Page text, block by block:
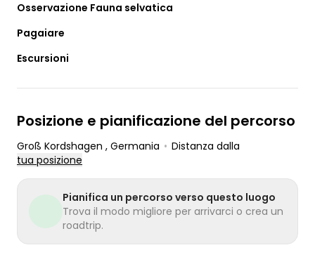
Osservazione Fauna selvatica
Pagaiare
Escursioni
Posizione e pianificazione del percorso
Groß Kordshagen , Germania • Distanza dalla
tua posizione
Pianifica un percorso verso questo luogo
Trova il modo migliore per arrivarci o crea un
roadtrip.